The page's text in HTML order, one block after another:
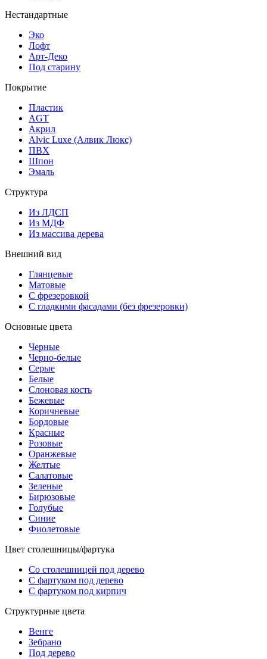
Нестандартные
Эко
Лофт
Арт-Деко
Под старину
Покрытие
Пластик
AGT
Акрил
Alvic Luxe (Алвик Люкс)
ПВХ
Шпон
Эмаль
Структура
Из ЛДСП
Из МДФ
Из массива дерева
Внешний вид
Глянцевые
Матовые
С фрезеровкой
С гладкими фасадами (без фрезеровки)
Основные цвета
Черные
Черно-белые
Серые
Белые
Слоновая кость
Бежевые
Коричневые
Бордовые
Красные
Розовые
Оранжевые
Желтые
Салатовые
Зеленые
Бирюзовые
Голубые
Синие
Фиолетовые
Цвет столешницы/фартука
Со столешницей под дерево
С фартуком под дерево
С фартуком под кирпич
Структурные цвета
Венге
Зебрано
Под дерево